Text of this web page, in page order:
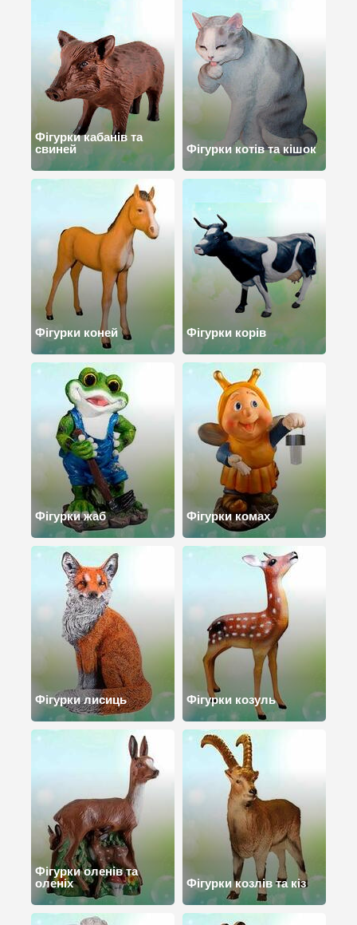
Фігурки кабанів та
свиней
Фігурки котів та кішок
Фігурки коней Фігурки корів
Фігурки жаб Фігурки комах
Фігурки лисиць Фігурки козуль
Фігурки оленів та
оленіх
Фігурки козлів та кіз